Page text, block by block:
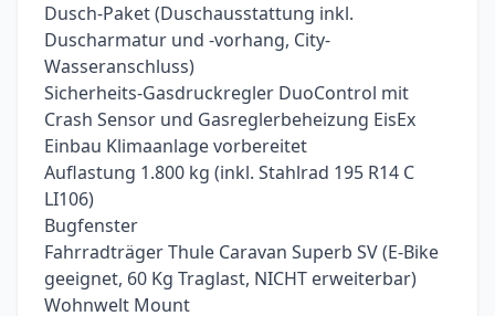
Dusch-Paket (Duschausstattung inkl.
Duscharmatur und -vorhang, City-
Wasseranschluss)
Sicherheits-Gasdruckregler DuoControl mit
Crash Sensor und Gasreglerbeheizung EisEx
Einbau Klimaanlage vorbereitet
Auflastung 1.800 kg (inkl. Stahlrad 195 R14 C
LI106)
Bugfenster
Fahrradträger Thule Caravan Superb SV (E-Bike
geeignet, 60 Kg Traglast, NICHT erweiterbar)
Wohnwelt Mount